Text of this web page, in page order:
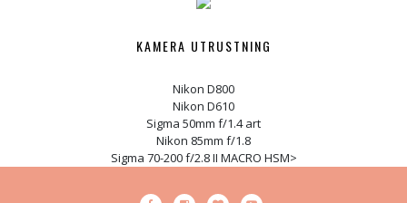
KAMERA UTRUSTNING
Nikon D800
Nikon D610
Sigma 50mm f/1.4 art
Nikon 85mm f/1.8
Sigma 70-200 f/2.8 II MACRO HSM>